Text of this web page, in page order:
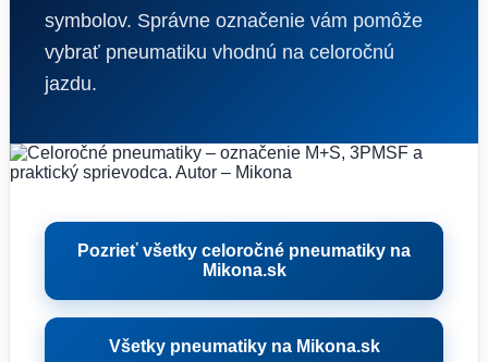
symbolov. Správne označenie vám pomôže
vybrať pneumatiku vhodnú na celoročnú
jazdu.
Pozrieť všetky celoročné pneumatiky na
Mikona.sk
Všetky pneumatiky na Mikona.sk